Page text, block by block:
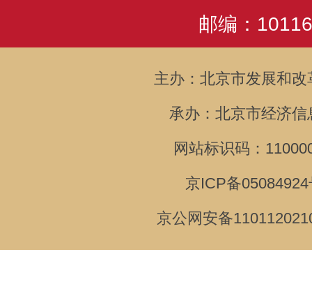
邮编：
主办：北京市发展和改
承办：北京市经济信
网站标识码：
京ICP备
京公网安备